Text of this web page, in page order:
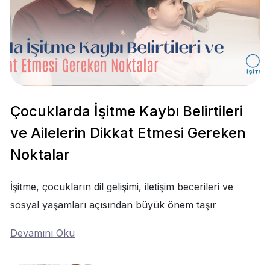
Çocuklarda İşitme Kaybı Belirtileri
ve Ailelerin Dikkat Etmesi Gereken
Noktalar
İşitme, çocukların dil gelişimi, iletişim becerileri ve
sosyal yaşamları açısından büyük önem taşır
Devamını Oku